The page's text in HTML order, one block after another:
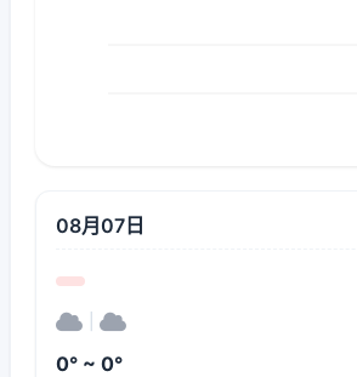
08月07日
0° ~ 0°